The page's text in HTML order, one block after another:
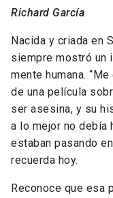
Richard García
Nacida y criada en
siempre mostró un
mente humana.
de una película
ser asesina, y su
a lo mejor no debía
estaban pasando
recuerda hoy.
Reconoce que esa